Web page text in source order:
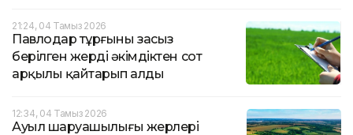
21:24, 04 Тамыз 2026
Павлодар тұрғыны заңсыз
берілген жерді әкімдіктен сот
арқылы қайтарып алды
12:34, 04 Тамыз 2026
Ауыл шаруашылығы жерлері